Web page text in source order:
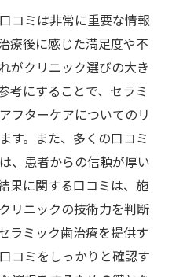
コミは非常に重要な情報
療後に感じた満足度や不
がクリニック選びの大き
考にすることで、セラミ
フターケアについてのリ
す。また、多くの口コミ
、患者からの信頼が厚い
果に関する口コミは、施
リニックの技術力を判断
ラミック歯治療を提供す
コミをしっかりと確認す